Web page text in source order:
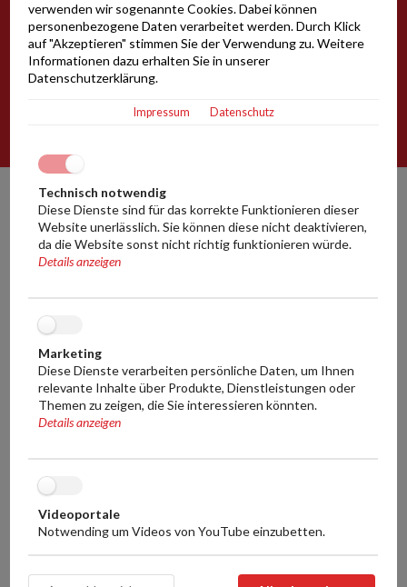
640 Liter
Funktionen im Detail
verwenden wir sogenannte Cookies. Dabei können
personenbezogene Daten verarbeitet werden. Durch Klick
auf "Akzeptieren" stimmen Sie der Verwendung zu. Weitere
Informationen dazu erhalten Sie in unserer
Datenschutzerklärung.
Impressum Datenschutz
Technisch notwendig
Diese Dienste sind für das korrekte Funktionieren dieser
Website unerlässlich. Sie können diese nicht deaktivieren,
da die Website sonst nicht richtig funktionieren würde.
Details anzeigen
Marketing
Diese Dienste verarbeiten persönliche Daten, um Ihnen
relevante Inhalte über Produkte, Dienstleistungen oder
Themen zu zeigen, die Sie interessieren könnten.
Details anzeigen
Videoportale
Notwending um Videos von YouTube einzubetten.